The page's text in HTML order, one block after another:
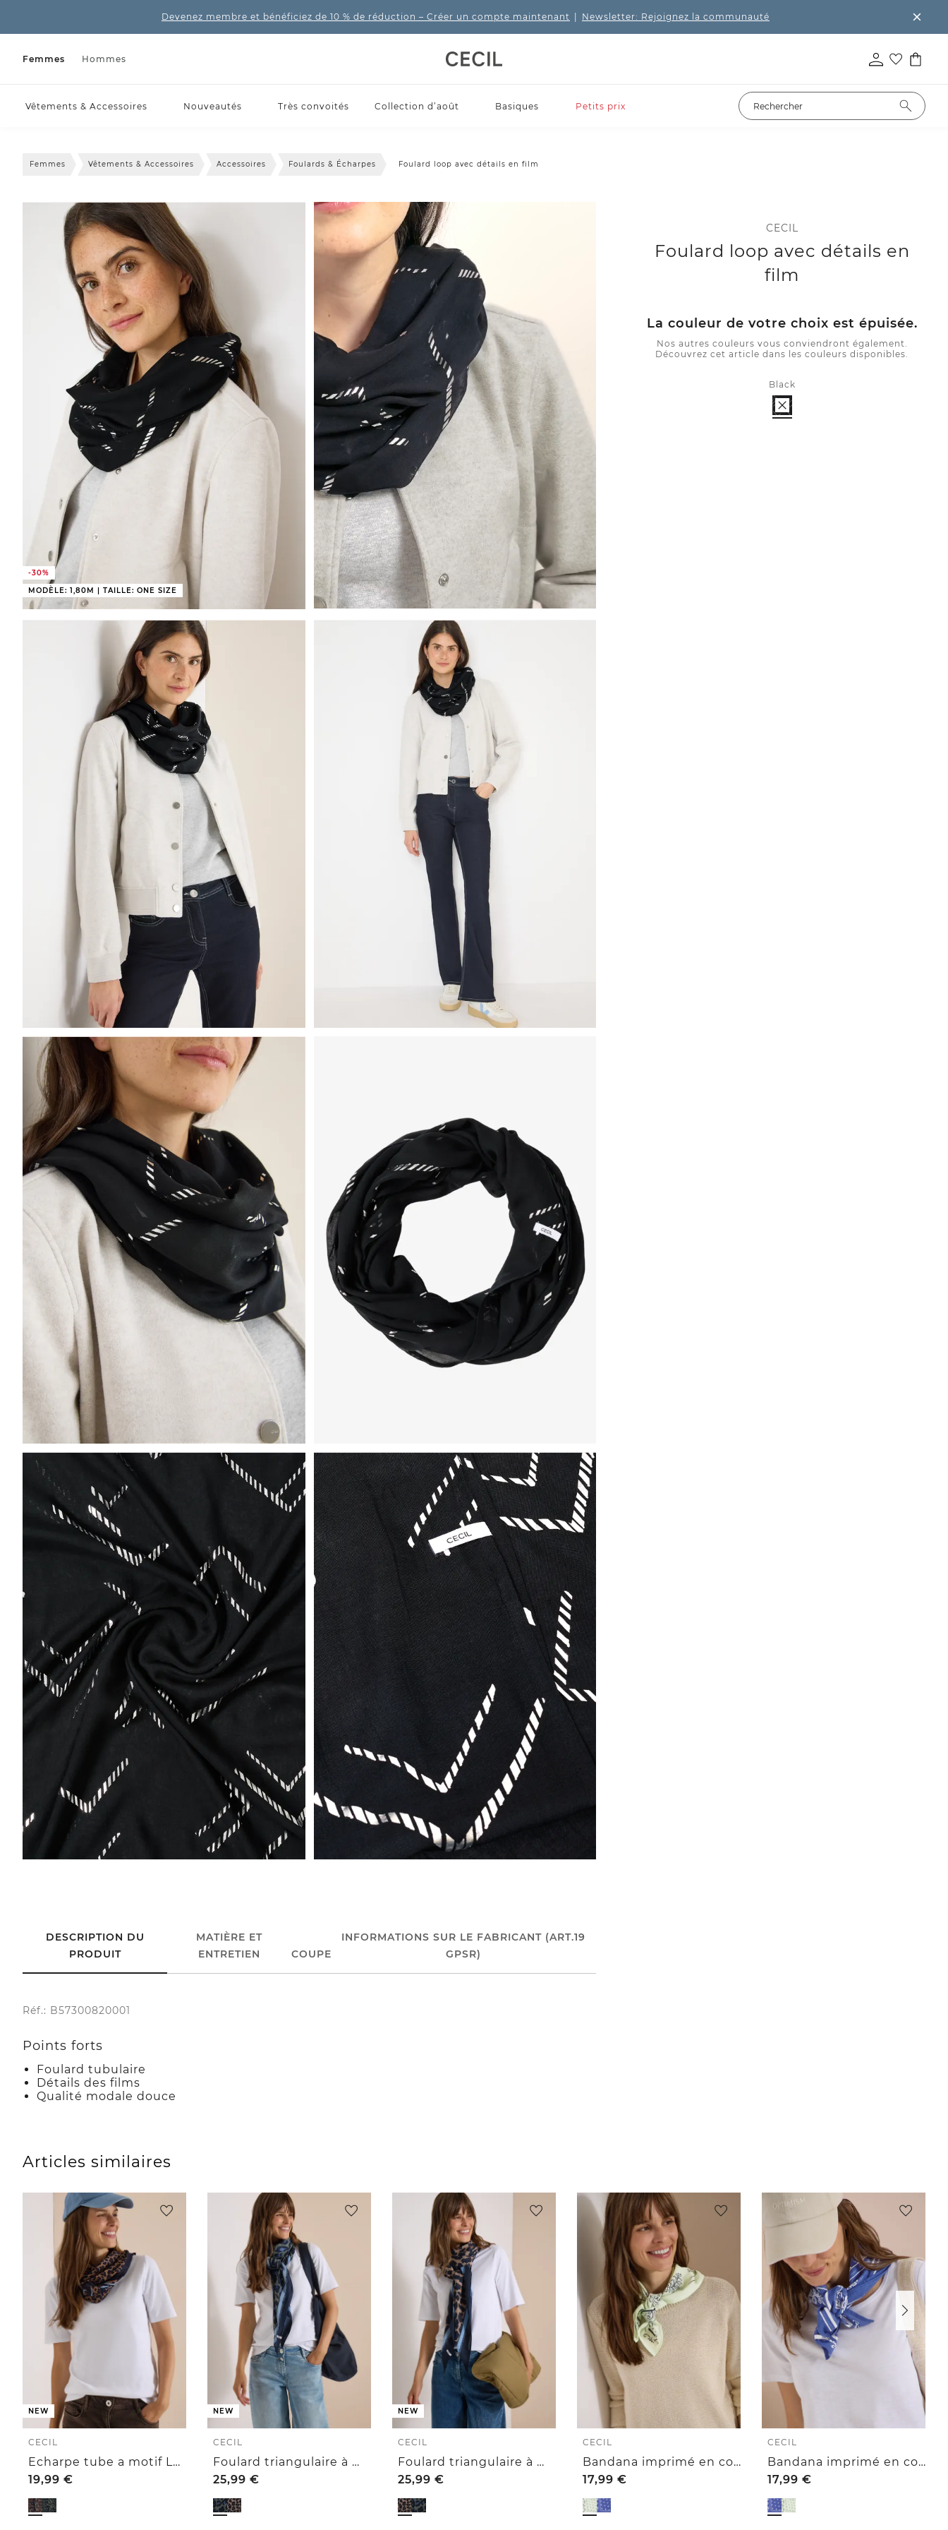
Devenez membre et bénéficiez de 10 % de réduction – Créer un compte maintenant Newsletter: Rejoignez la communauté
Femmes Hommes
Vêtements & Accessoires Nouveautés Très convoités Collection d’août Basiques Petits prix
Femmes Vêtements & Accessoires Accessoires Foulards & Écharpes Foulard loop avec détails en film
-30%
MODÈLE: 1,80M | TAILLE: ONE SIZE
CECIL
Foulard loop avec détails en
film
La couleur de votre choix est épuisée.
Nos autres couleurs vous conviendront également.
Découvrez cet article dans les couleurs disponibles.
Black
DESCRIPTION DU
PRODUIT
MATIÈRE ET
ENTRETIEN
COUPE
INFORMATIONS SUR LE FABRICANT (ART.19
GPSR)
Réf.: B57300820001
Points forts
Foulard tubulaire
Détails des films
Qualité modale douce
Articles similaires
NEW
CECIL
Echarpe tube a motif Léopard
19,99 €
NEW
CECIL
Foulard triangulaire à motif léopard
25,99 €
NEW
CECIL
Foulard triangulaire à motif léopard
25,99 €
CECIL
Bandana imprimé en coton
17,99 €
CECIL
Bandana imprimé en coton
17,99 €